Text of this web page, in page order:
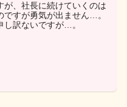
が、社長に続けていくのは
すが勇気が出ません…。
し訳ないですが…。